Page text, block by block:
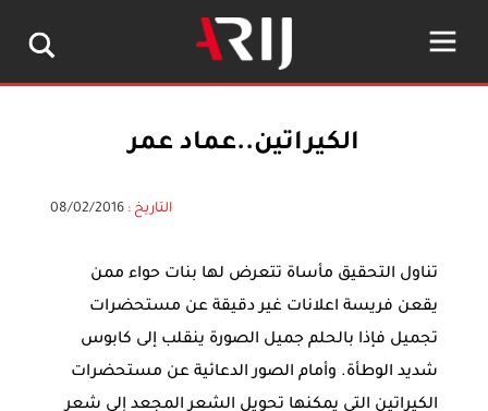
الكيراتين..عماد عمر
التاريخ :08/02/2016
تناول التحقيق مأساة تتعرض لها بنات حواء ممن
يقعن فريسة اعلانات غير دقيقة عن مستحضرات
تجميل فإذا بالحلم جميل الصورة ينقلب إلى كابوس
شديد الوطأة. وأمام الصور الدعائية عن مستحضرات
الكيراتين التي يمكنها تحويل الشعر المجعد إلى شعر